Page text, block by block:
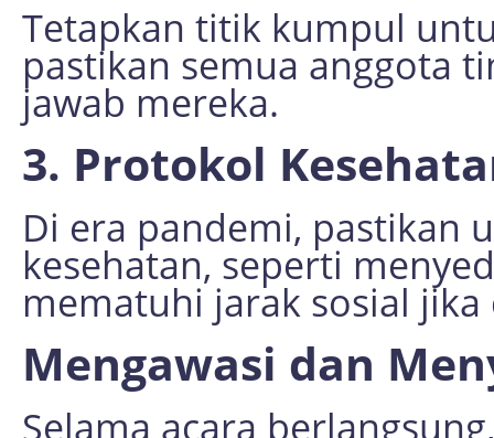
Tetapkan titik kumpul
pastikan semua anggota
jawab mereka.
3. Protokol
Di era pandemi, pastikan
kesehatan, seperti
mematuhi jarak sosial
Mengawasi dan
Selama acara